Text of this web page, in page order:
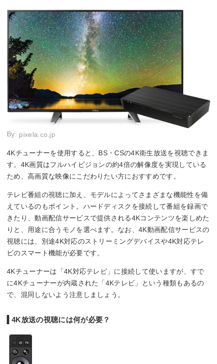
By: pixela.co.jp
4Kチューナーを使用すると、BS・CSの4K衛生放送を視聴できま
す。4K画質はフルハイビジョンの約4倍の解像度を実現している
ため、高画質な映像にこだわりたい方におすすめです。
テレビ番組の視聴に加え、モデルによってさまざまな機能性を備
えているのもポイント。ハードディスクを接続して番組を録画で
きたり、動画配信サービスで提供される4Kコンテンツを楽しめた
りと、用途に合うモノを選べます。なお、4K動画配信サービスの
視聴には、別途4K対応のストリーミングデバイスや4K対応テレ
ビのスマート機能が必要です。
4Kチューナーは「4K対応テレビ」に接続して使いますが、すで
に4Kチューナーが内蔵された「4Kテレビ」という種類もあるの
で、混同しないよう注意しましょう。
4K放送の視聴には何が必要？